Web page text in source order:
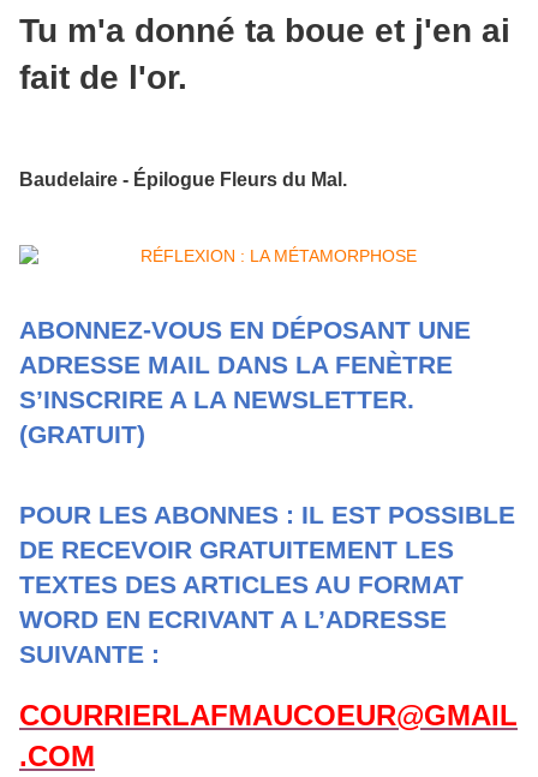
Tu m'a donné ta boue et j'en ai
fait de l'or.
Baudelaire - Épilogue Fleurs du Mal.
ABONNEZ-VOUS EN DÉPOSANT UNE
ADRESSE MAIL DANS LA FENÈTRE
S’INSCRIRE A LA NEWSLETTER.
(GRATUIT)
POUR LES ABONNES : IL EST POSSIBLE
DE RECEVOIR GRATUITEMENT LES
TEXTES DES ARTICLES AU FORMAT
WORD EN ECRIVANT A L’ADRESSE
SUIVANTE :
COURRIERLAFMAUCOEUR@GMAIL
.COM